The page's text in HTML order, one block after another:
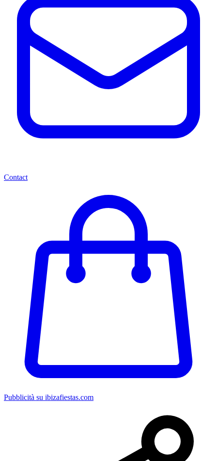
Contact
Pubblicità su ibizafiestas.com